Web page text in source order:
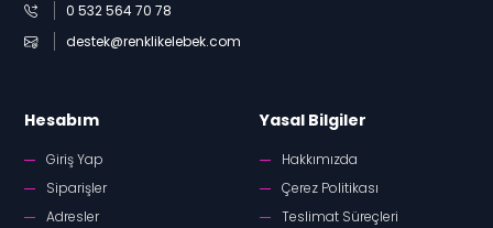
0 532 564 70 78
destek@renklikelebek.com
Hesabım
Giriş Yap
Siparişler
Adresler
Yasal Bilgiler
Hakkımızda
Çerez Politikası
Teslimat Süreçleri